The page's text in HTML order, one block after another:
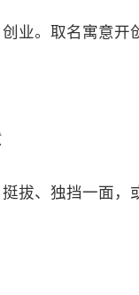
业。取名寓意开
拔、独挡一面，